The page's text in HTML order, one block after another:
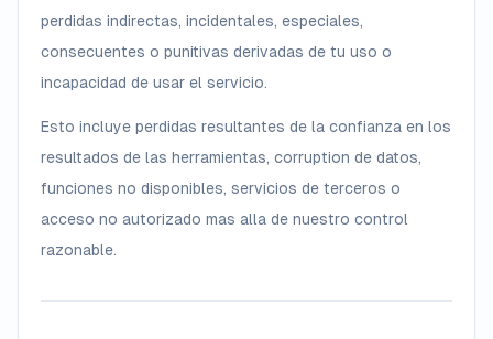
perdidas indirectas, incidentales, especiales,
consecuentes o punitivas derivadas de tu uso o
incapacidad de usar el servicio.
Esto incluye perdidas resultantes de la confianza en los
resultados de las herramientas, corruption de datos,
funciones no disponibles, servicios de terceros o
acceso no autorizado mas alla de nuestro control
razonable.